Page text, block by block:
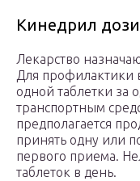
Кинедрил
Лекарство
Для профилактики
одной таблетки за
транспортным
предполагается
принять одну или
первого приема.
таблеток в день.